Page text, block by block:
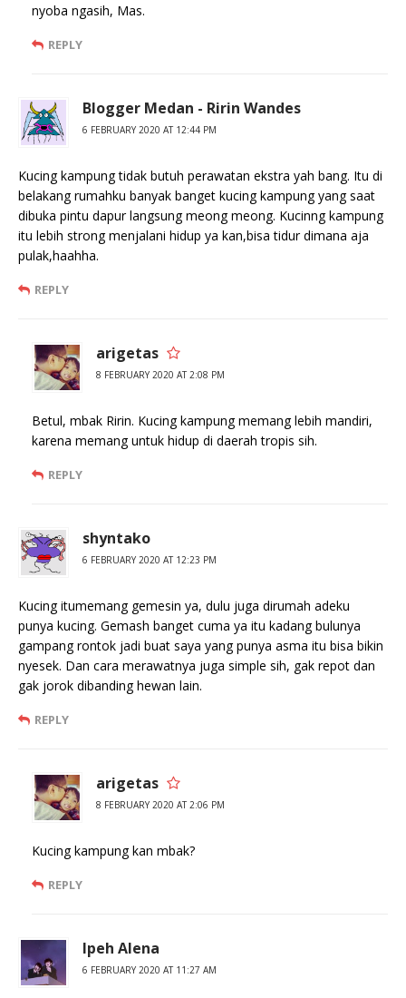
nyoba ngasih, Mas.
REPLY
Blogger Medan - Ririn Wandes
6 FEBRUARY 2020 AT 12:44 PM
Kucing kampung tidak butuh perawatan ekstra yah bang. Itu di
belakang rumahku banyak banget kucing kampung yang saat
dibuka pintu dapur langsung meong meong. Kucinng kampung
itu lebih strong menjalani hidup ya kan,bisa tidur dimana aja
pulak,haahha.
REPLY
arigetas
8 FEBRUARY 2020 AT 2:08 PM
Betul, mbak Ririn. Kucing kampung memang lebih mandiri,
karena memang untuk hidup di daerah tropis sih.
REPLY
shyntako
6 FEBRUARY 2020 AT 12:23 PM
Kucing itumemang gemesin ya, dulu juga dirumah adeku
punya kucing. Gemash banget cuma ya itu kadang bulunya
gampang rontok jadi buat saya yang punya asma itu bisa bikin
nyesek. Dan cara merawatnya juga simple sih, gak repot dan
gak jorok dibanding hewan lain.
REPLY
arigetas
8 FEBRUARY 2020 AT 2:06 PM
Kucing kampung kan mbak?
REPLY
Ipeh Alena
6 FEBRUARY 2020 AT 11:27 AM